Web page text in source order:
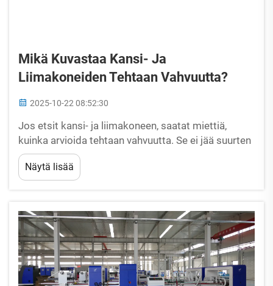
Mikä Kuvastaa Kansi- Ja
Liimakoneiden Tehtaan Vahvuutta?
2025-10-22 08:52:30
Jos etsit kansi- ja liimakoneen, saatat miettiä,
kuinka arvioida tehtaan vahvuutta. Se ei jää suurten
työpajojen ja vaikuttavien mainosten varaan;
todellinen vahvuus näkyy yksityiskohdissa, jotka
merkitsevät yrityksellesi paljon...
Näytä lisää